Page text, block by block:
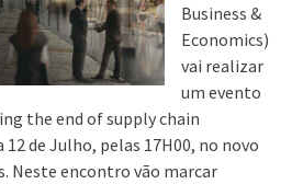
Business &
Economics)
vai realizar
um evento
the end of supply chain
de Julho, pelas 17H00, no novo
Neste encontro vão marcar